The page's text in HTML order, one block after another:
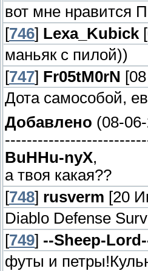
вот мне нравится
[746] Lexa_Kubick
маньяк с пилой))
[747] Fr05tM0rN
Дота самособой,
Добавлено (08-
BuHHu-nyX,
а твоя какая??
[748] rusverm [20
Diablo Defense
[749] --Sheep-
футы и